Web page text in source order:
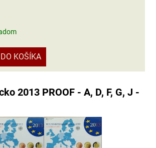
KOŠÍKA
2013 PROOF - A, D, F, G, J -